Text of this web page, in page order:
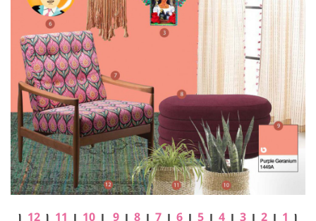
ן 1 ו 2 ו 3 ו 4 ו 5 ו 6 ו 7 ו 8 ו 9 ו 10 ו 11 ן 12 ן